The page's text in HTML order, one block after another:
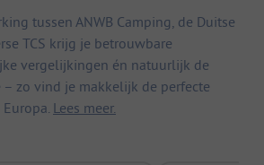
tussen ANWB Camping, de Duitse
TCS krijg je betrouwbare
vergelijkingen én natuurlijk de
– zo vind je makkelijk de perfecte
Lees meer.